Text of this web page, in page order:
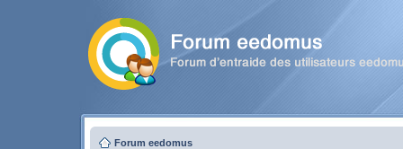
Forum eedomus